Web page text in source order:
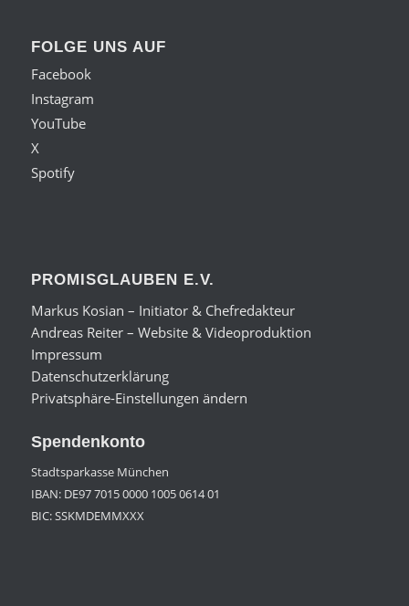
FOLGE UNS AUF
Facebook
Instagram
YouTube
X
Spotify
PROMISGLAUBEN E.V.
Markus Kosian – Initiator & Chefredakteur
Andreas Reiter – Website & Videoproduktion
Impressum
Datenschutzerklärung
Privatsphäre-Einstellungen ändern
Spendenkonto
Stadtsparkasse München
IBAN: DE97 7015 0000 1005 0614 01
BIC: SSKMDEMMXXX